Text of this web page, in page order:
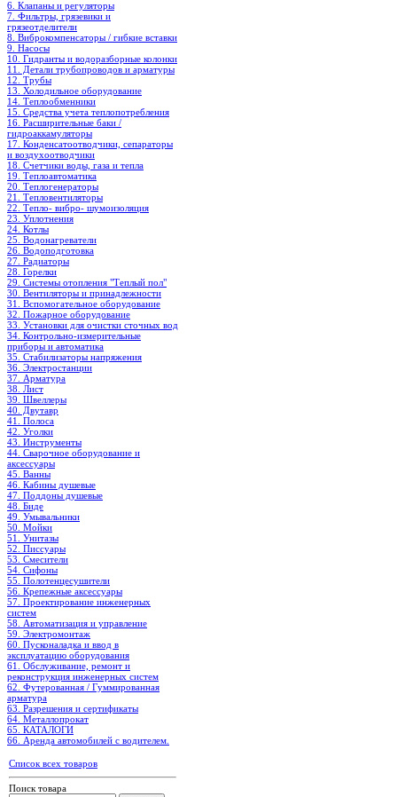
6. Клапаны и регуляторы
7. Фильтры, грязевики и
грязеотделители
8. Виброкомпенсаторы / гибкие вставки
9. Насосы
10. Гидранты и водоразборные колонки
11. Детали трубопроводов и арматуры
12. Трубы
13. Холодильное oборудование
14. Теплообменники
15. Средства учета теплопотребления
16. Расширительные баки /
гидроаккамуляторы
17. Конденсатоотводчики, сепараторы
и воздухоотводчики
18. Счетчики воды, газа и тепла
19. Теплоавтоматика
20. Теплогенераторы
21. Тепловентиляторы
22. Тепло- вибро- шумоизоляция
23. Уплотнения
24. Котлы
25. Водонагреватели
26. Водоподготовка
27. Радиаторы
28. Горелки
29. Системы отопления "Теплый пол"
30. Вентиляторы и принадлежности
31. Вспомогательное оборудование
32. Пожарное оборудование
33. Установки для очистки сточных вод
34. Контрольно-измерительные
приборы и автоматика
35. Стабилизаторы напряжения
36. Электростанции
37. Арматура
38. Лист
39. Швеллеры
40. Двутавр
41. Полоса
42. Уголки
43. Инструменты
44. Сварочное оборудование и
аксессуары
45. Ванны
46. Кабины душевые
47. Поддоны душевые
48. Биде
49. Умывальники
50. Мойки
51. Унитазы
52. Писсуары
53. Смесители
54. Сифоны
55. Полотенцесушители
56. Крепежные аксессуары
57. Проектирование инженерных
систем
58. Автоматизация и управление
59. Электромонтаж
60. Пусконаладка и ввод в
эксплуатацию оборудования
61. Обслуживание, ремонт и
реконструкция инженерных систем
62. Футерованная / Гуммированная
арматура
63. Разрешения и сертификаты
64. Металлопрокат
65. КАТАЛОГИ
66. Аренда автомобилей с водителем.
Список всех товаров
Поиск товара